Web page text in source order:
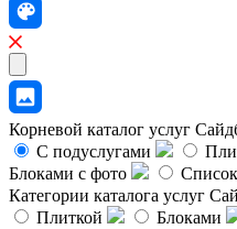
Корневой каталог услуг
С подуслугами
Блоками с фото
Категории каталога услуг
Плиткой
Блоками